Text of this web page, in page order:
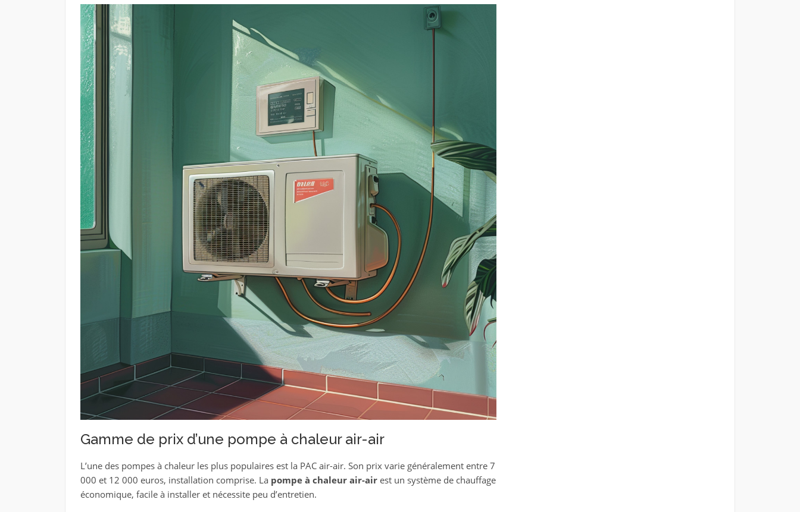
Gamme de prix d’une pompe à chaleur air-air
L’une des pompes à chaleur les plus populaires est la PAC air-air. Son prix varie généralement entre 7
000 et 12 000 euros, installation comprise. La pompe à chaleur air-airest un système de chauffage
économique, facile à installer et nécessite peu d’entretien.